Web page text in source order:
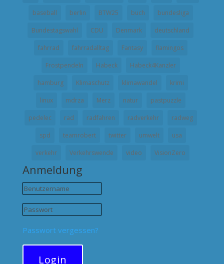
baseball berlin BTW25 buch bundesliga
Bundestagswahl CDU Denmark deutschland
fahrrad fahrradalltag Fantasy flamingos
Frostpendeln Habeck Habeck4Kanzler
hamburg Klimaschutz klimawandel krimi
linux mdrza Merz natur pastpuzzle
pedelec rad radfahren radverkehr radweg
spd teamrobert twitter umwelt usa
verkehr Verkehrswende video VisionZero
Anmeldung
Passwort vergessen?
Login